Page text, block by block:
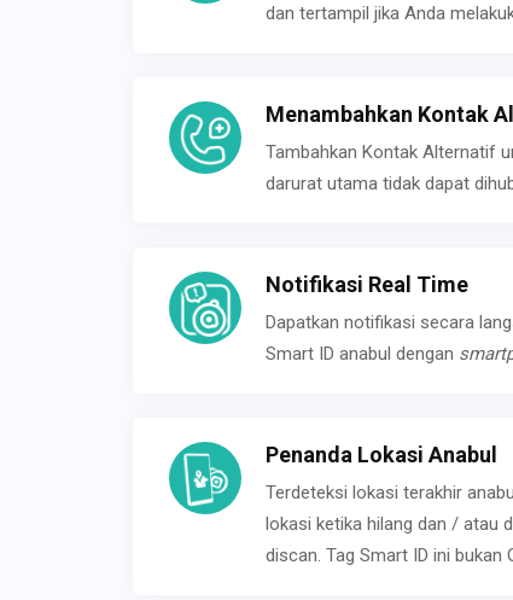
dan tertampil jika Anda
Menambahkan Kontak
Tambahkan Kontak Alternatif
darurat utama tidak dapat
Notifikasi Real Time
Dapatkan notifikasi secara
Smart ID anabul dengan
Penanda Lokasi Anabul
Terdeteksi lokasi terakhir
lokasi ketika hilang dan / atau
discan. Tag Smart ID ini bukan